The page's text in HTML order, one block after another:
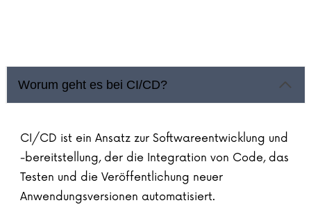
Worum geht es bei CI/CD?
CI/CD ist ein Ansatz zur Softwareentwicklung und
-bereitstellung, der die Integration von Code, das
Testen und die Veröffentlichung neuer
Anwendungsversionen automatisiert.